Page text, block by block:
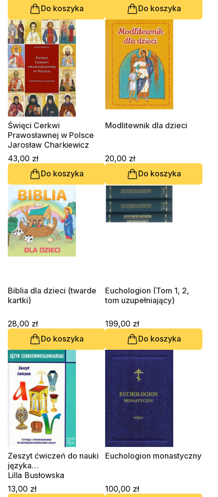
Do koszyka
Do koszyka
Święci Cerkwi
Prawosławnej w Polsce
Jarosław Charkiewicz
43,00 zł
Do koszyka
Modlitewnik dla dzieci
20,00 zł
Do koszyka
Biblia dla dzieci (twarde
kartki)
28,00 zł
Do koszyka
Euchologion (Tom 1, 2,
tom uzupełniający)
199,00 zł
Do koszyka
Zeszyt ćwiczeń do nauki
języka
cerkiewnosłowiańskiego
Lilla Busłowska
13,00 zł
Euchologion monastyczny
100,00 zł